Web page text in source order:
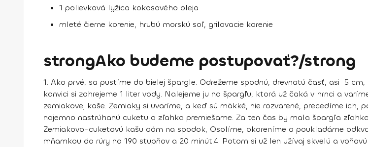
1 polievková lyžica kokosového oleja
mleté čierne korenie, hrubú morskú soľ, grilovacie korenie
strongAko budeme postupovať?/strong
1. Ako prvé, sa pustíme do bielej špargle. Odrežeme spodnú, drevnatú časť, asi 5
kanvici si zohrejeme 1 liter vody. Nalejeme ju na špargľu, ktorá už čaká v hrnci a
zemiakovej kaše. Zemiaky si uvaríme, a keď sú mäkké, nie rozvarené, precedíme
najemno nastrúhanú cuketu a zľahka premiešame. Za ten čas by mala špargľa
Zemiakovo-cuketovú kašu dám na spodok, Osolíme, okoreníme a poukladáme
mňamkou do rúry na 190 stupňov a 20 minút.4. Potom si už len užívaj skvelú a